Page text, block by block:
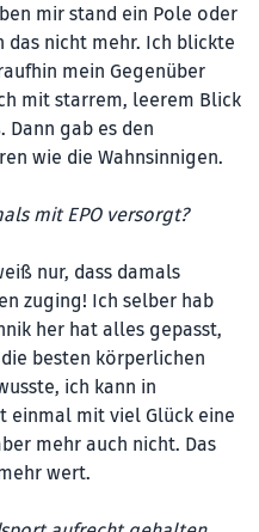
mir stand ein Pole oder
das nicht mehr. Ich blickte
mein Gegenüber
mit starrem, leerem Blick
Dann gab es den
wie die Wahnsinnigen.
mit EPO versorgt?
nur, dass damals
zuging! Ich selber hab
her hat alles gepasst,
besten körperlichen
ich kann in
einmal mit viel Glück eine
mehr auch nicht. Das
wert.